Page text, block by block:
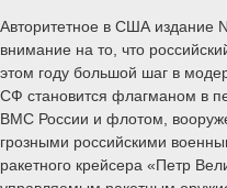
Авторитетное в США издание
внимание на то, что
этом году большой шаг в
СФ становится флагманом в
ВМС России и флотом,
грозными российскими
ракетного крейсера «Петр